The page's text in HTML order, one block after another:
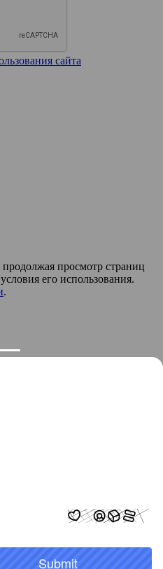
сайта
просмотр страниц
его использования.
.
к своему аккаунту?